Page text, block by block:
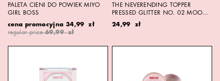
PALETA CIENI DO POWIEK MIYO
GIRL BOSS
cena promocyjna 34,99 zł
regular price 69,99 zł
THE NEVERENDING TOPPER
PRESSED GLITTER NO. 02 MOON
24,99 zł